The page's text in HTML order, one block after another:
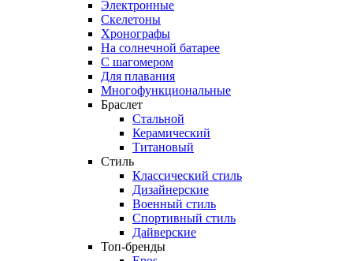
Электронные
Скелетоны
Хронографы
На солнечной батарее
С шагомером
Для плавания
Многофункциональные
Браслет
Стальной
Керамический
Титановый
Стиль
Классический стиль
Дизайнерские
Военный стиль
Спортивный стиль
Дайверские
Топ-бренды